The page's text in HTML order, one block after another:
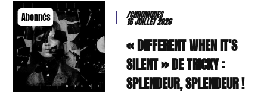
Abonnés /CHRONIQUES
16 JUILLET 2026
« DIFFERENT WHEN IT’S
SILENT » DE TRICKY :
SPLENDEUR, SPLENDEUR !